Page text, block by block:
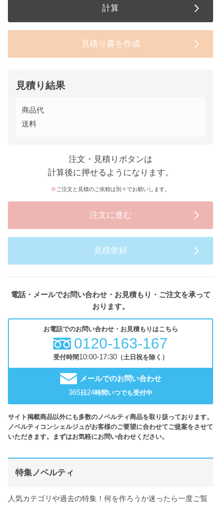
計算
見積り書を作成
見積り結果
商品代
送料
注文・見積りボタンは
計算後に押せるようになります。
ご注文と見積のご依頼は別々でお願いします。
注文に進む
見積依頼
電話・メールでお問い合わせ・お見積もり・ご注文を承って
おります。
お電話でのお問い合わせ・お見積もりはこちら
0120-163-167
受付時間10:00-17:30（土日祝を除く）
メールでのお問い合わせ
365日24時間いつでも受付中
サイト掲載商品以外にも多数のノベルティ商品を取り扱っております。
ノベルティコンシェルジュがお客様のご要望に合わせてご提案をさせて
いただきます。まずはお気軽にお問い合わせください。
特集ノベルティ
人気カテゴリや過去の特集！何を作ろうか迷ったら一度ご覧